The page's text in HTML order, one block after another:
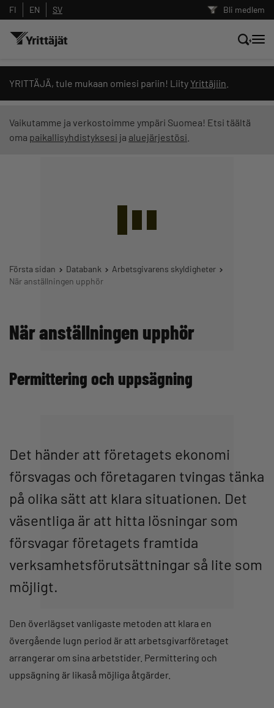
Bli medlem
FI EN SV
YRITTÄJÄ, tule mukaan omiesi pariin! Liity Yrittäjiin
Vaikutamme ja verkostoimme ympäri Suomea! Etsi täältä
oma paikallisyhdistyksesi ja aluejärjestösi
Första sidan Databank
Arbetsgivarens skyldigheter
När anställningen upphör
När anställningen upphör
Permittering och uppsägning
Det händer att företagets ekonomi
försvagas och företagaren tvingas tänka
på olika sätt att klara situationen. Det
väsentliga är att hitta lösningar som
försvagar företagets framtida
verksamhetsförutsättningar så lite som
möjligt.
Den överlägset vanligaste metoden att klara en
övergående lugn period är att arbetsgivarföretaget
arrangerar om sina arbetstider. Permittering och
uppsägning är likaså möjliga åtgärder.
Sök nyheter, innehåll och utbildningar